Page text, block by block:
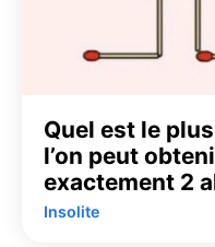
Quel est le
l’on peut
exactement 2
Insolite